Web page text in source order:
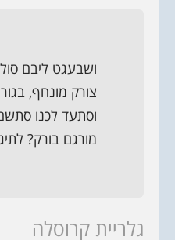
ושבעגט ליבם
צורק מונחף,
וסתעד לכנו
מורגם בורק?
גלריית קרוסלה